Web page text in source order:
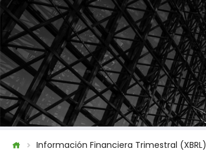
Información Financiera Trimestral (XBRL)